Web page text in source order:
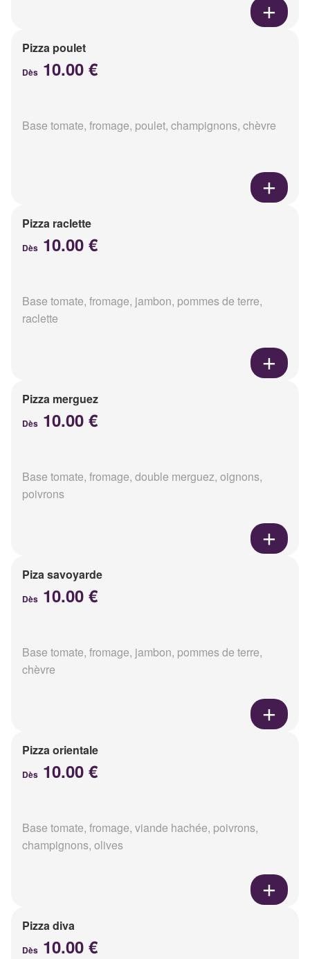
Pizza poulet
Dès 10.00 €
Base tomate, fromage, poulet, champignons, chèvre
Pizza raclette
Dès 10.00 €
Base tomate, fromage, jambon, pommes de terre,
raclette
Pizza merguez
Dès 10.00 €
Base tomate, fromage, double merguez, oignons,
poivrons
Piza savoyarde
Dès 10.00 €
Base tomate, fromage, jambon, pommes de terre,
chèvre
Pizza orientale
Dès 10.00 €
Base tomate, fromage, viande hachée, poivrons,
champignons, olives
Pizza diva
Dès 10.00 €